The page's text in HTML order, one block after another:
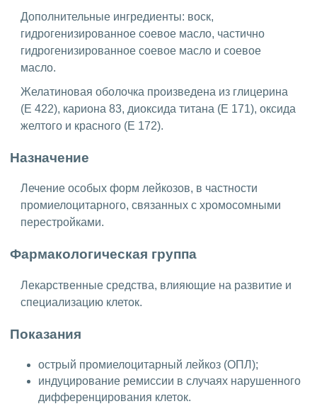
Дополнительные ингредиенты: воск,
гидрогенизированное соевое масло, частично
гидрогенизированное соевое масло и соевое
масло.
Желатиновая оболочка произведена из глицерина
(Е 422), кариона 83, диоксида титана (Е 171), оксида
желтого и красного (Е 172).
Назначение
Лечение особых форм лейкозов, в частности
промиелоцитарного, связанных с хромосомными
перестройками.
Фармакологическая группа
Лекарственные средства, влияющие на развитие и
специализацию клеток.
Показания
острый промиелоцитарный лейкоз (ОПЛ);
индуцирование ремиссии в случаях нарушенного
дифференцирования клеток.